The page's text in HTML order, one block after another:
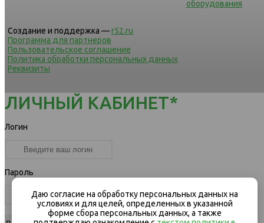
оборудования
Создание и поддержка —r52.ru
Программа для партнеров
Пользовательское соглашение
Политика обработки персональных данных
Реквизиты
ЛИЧНЫЙ КАБИНЕТ*
Логин
Пароль
Даю согласие на обработку персональных данных на
условиях и для целей, определенных в указанной
форме сбора персональных данных, а также